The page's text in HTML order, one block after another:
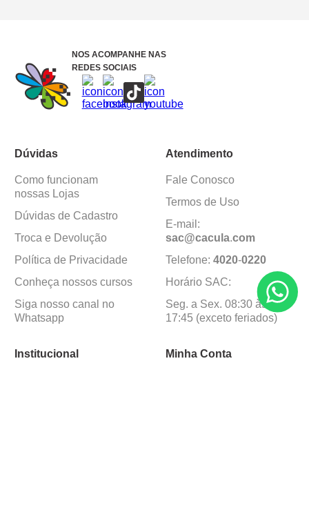
NOS ACOMPANHE NAS
REDES SOCIAIS
Dúvidas
Como funcionam
nossas Lojas
Dúvidas de Cadastro
Troca e Devolução
Política de Privacidade
Conheça nossos cursos
Siga nosso canal no
Whatsapp
Atendimento
Fale Conosco
Termos de Uso
E-mail:
sac@cacula.com
Telefone: 4020-0220
Horário SAC:
Seg. a Sex. 08:30 às
17:45 (exceto feriados)
Institucional Minha Conta